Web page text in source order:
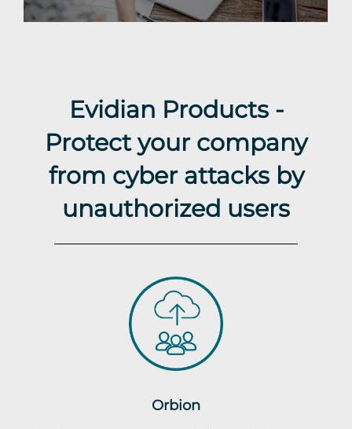
Evidian Products -
Protect your company
from cyber attacks by
unauthorized users
Orbion